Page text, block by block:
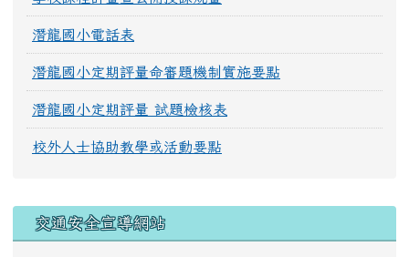
潛龍國小電話表
潛龍國小定期評量命審題機制實施要點
潛龍國小定期評量 試題檢核表
校外人士協助教學或活動要點
交通安全宣導網站